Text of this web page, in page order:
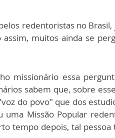
redentoristas no Brasil,
muitos ainda se
missionário essa
sabem que, sobre
do povo" que dos
Missão Popular
tempo depois, tal pessoa